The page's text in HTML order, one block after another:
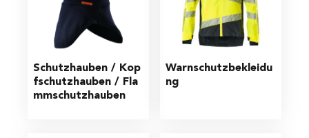
Schutzhauben / Kop
fschutzhauben / Fla
mmschutzhauben
Warnschutzbekleidu
ng